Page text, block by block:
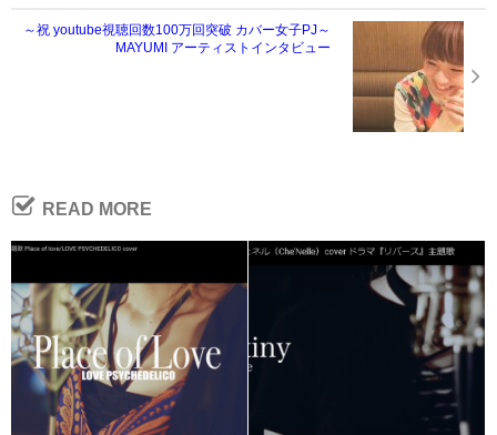
～祝 youtube視聴回数100万回突破 カバー女子PJ～
MAYUMI アーティストインタビュー
READ MORE